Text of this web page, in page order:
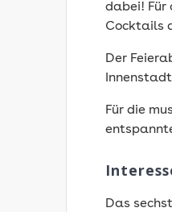
dabei! Für
Cocktails
Der
Für die
Das